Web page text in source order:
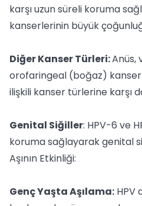
karşı uzun süreli koruma
kanserlerinin büyük
Diğer Kanser Türleri:Anüs,
orofaringeal (boğaz)
ilişkili kanser türlerine karşı
Genital Siğiller: HPV-6 ve
koruma sağlayarak genital
Aşının Etkinliği:
Genç Yaşta Aşılama: HPV